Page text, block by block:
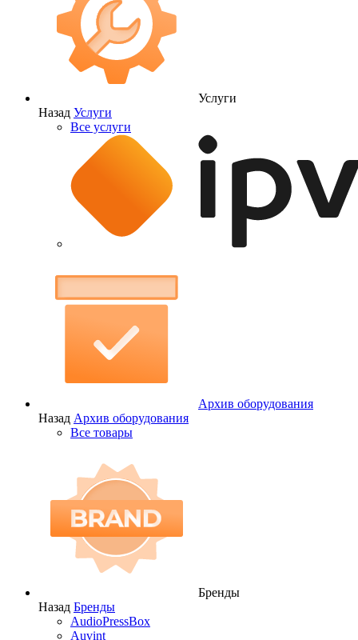
Услуги
Назад Услуги
Все услуги
Архив оборудования
Назад Архив оборудования
Все товары
Бренды
Назад Бренды
AudioPressBox
Auvint